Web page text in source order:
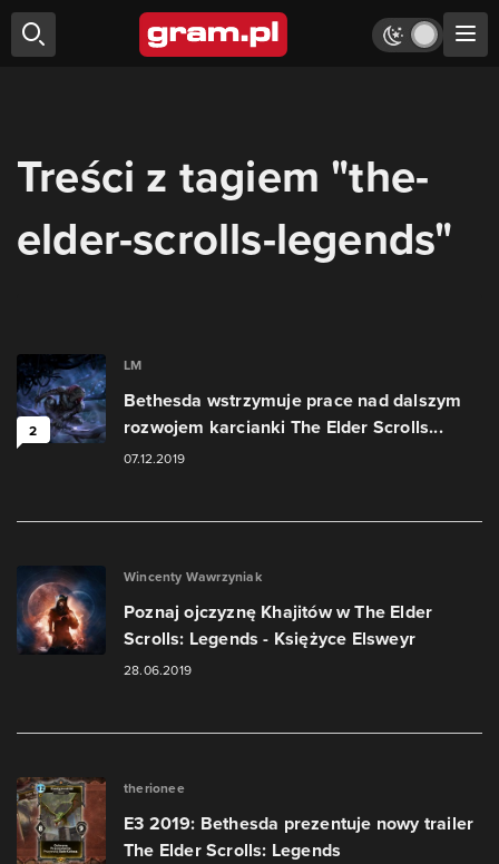
Treści z tagiem "the-
elder-scrolls-legends"
2
LM
Bethesda wstrzymuje prace nad dalszym
rozwojem karcianki The Elder Scrolls...
07.12.2019
Wincenty Wawrzyniak
Poznaj ojczyznę Khajitów w The Elder
Scrolls: Legends - Księżyce Elsweyr
28.06.2019
therionee
E3 2019: Bethesda prezentuje nowy trailer
The Elder Scrolls: Legends